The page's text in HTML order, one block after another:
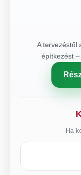
A tervezéstől
építkezést
Ha